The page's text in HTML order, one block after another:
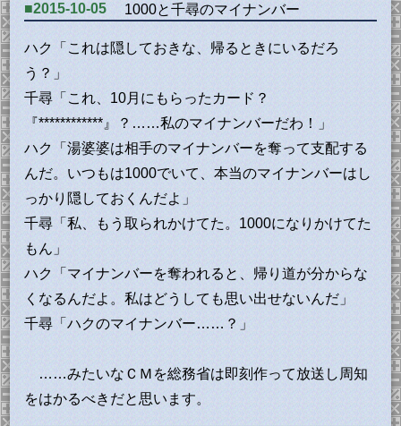
■2015-10-05 1000と千尋のマイナンバー
ハク「これは隠しておきな、帰るときにいるだろ
う？」
千尋「これ、10月にもらったカード？
『************』？……私のマイナンバーだわ！」
ハク「湯婆婆は相手のマイナンバーを奪って支配する
んだ。いつもは1000でいて、本当のマイナンバーはし
っかり隠しておくんだよ」
千尋「私、もう取られかけてた。1000になりかけてた
もん」
ハク「マイナンバーを奪われると、帰り道が分からな
くなるんだよ。私はどうしても思い出せないんだ」
千尋「ハクのマイナンバー……？」
……みたいなＣＭを総務省は即刻作って放送し周知
をはかるべきだと思います。